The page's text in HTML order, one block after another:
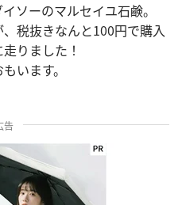
ソーのマルセイユ石鹸。
税抜きなんと100円で購入
りました！
います。
告